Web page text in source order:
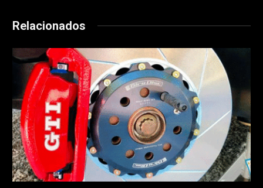
Relacionados